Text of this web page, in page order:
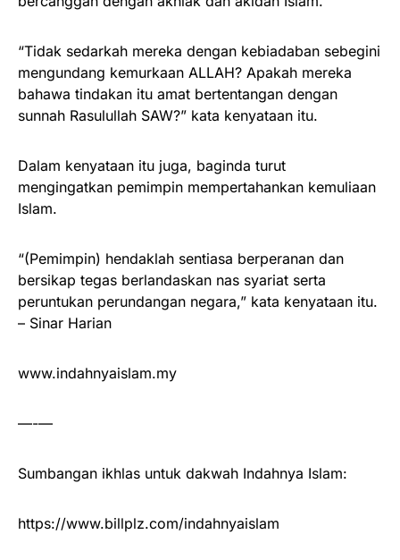
“Tidak sedarkah mereka dengan kebiadaban sebegini
mengundang kemurkaan ALLAH? Apakah mereka
bahawa tindakan itu amat bertentangan dengan
sunnah Rasulullah SAW?” kata kenyataan itu.
Dalam kenyataan itu juga, baginda turut
mengingatkan pemimpin mempertahankan kemuliaan
Islam.
“(Pemimpin) hendaklah sentiasa berperanan dan
bersikap tegas berlandaskan nas syariat serta
peruntukan perundangan negara,” kata kenyataan itu.
– Sinar Harian
www.indahnyaislam.my
—-—
Sumbangan ikhlas untuk dakwah Indahnya Islam:
https://www.billplz.com/indahnyaislam